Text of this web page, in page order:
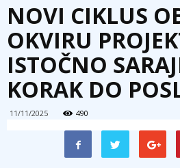
NOVI CIKLUS
OKVIRU
ISTOČNO
KORAK DO
11/11/2025 490